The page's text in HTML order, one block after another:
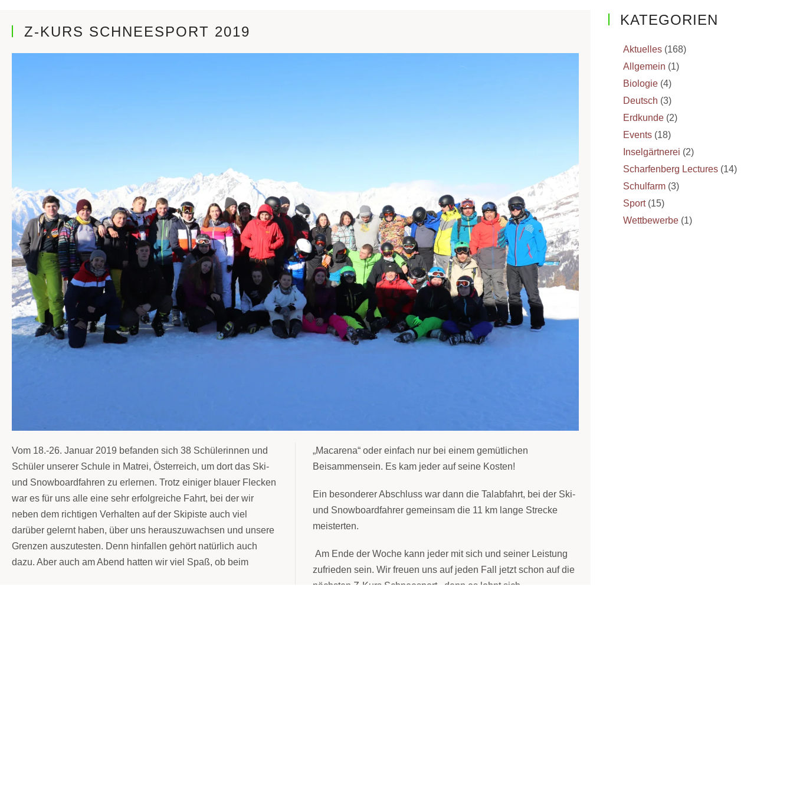
Z-KURS SCHNEESPORT 2019
Vom 18.-26. Januar 2019 befanden sich 38 Schülerinnen und
Schüler unserer Schule in Matrei, Österreich, um dort das Ski-
und Snowboardfahren zu erlernen. Trotz einiger blauer Flecken
war es für uns alle eine sehr erfolgreiche Fahrt, bei der wir
neben dem richtigen Verhalten auf der Skipiste auch viel
darüber gelernt haben, über uns herauszuwachsen und unsere
Grenzen auszutesten. Denn hinfallen gehört natürlich auch
dazu. Aber auch am Abend hatten wir viel Spaß, ob beim
„Macarena“ oder einfach nur bei einem gemütlichen
Beisammensein. Es kam jeder auf seine Kosten!
Ein besonderer Abschluss war dann die Talabfahrt, bei der Ski-
und Snowboardfahrer gemeinsam die 11 km lange Strecke
meisterten.
Am Ende der Woche kann jeder mit sich und seiner Leistung
zufrieden sein. Wir freuen uns auf jeden Fall jetzt schon auf die
nächsten Z-Kurs Schneesport , denn es lohnt sich.
KATEGORIEN
Aktuelles (168)
Allgemein (1)
Biologie (4)
Deutsch (3)
Erdkunde (2)
Events (18)
Inselgärtnerei (2)
Scharfenberg Lectures (14)
Schulfarm (3)
Sport(15)
Wettbewerbe (1)